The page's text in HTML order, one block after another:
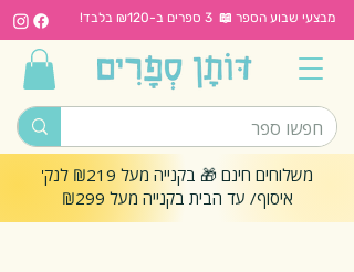
מבצעי שבוע הספר 📖 3 ספרים ב-₪120 בלבד!
משלוחים חינם 🎁 בקנייה מעל ₪219 לנק'
איסוף/ עד הבית בקנייה מעל ₪299